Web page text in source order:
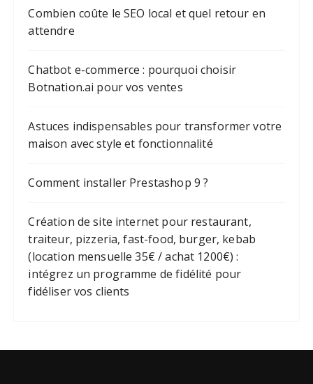
Combien coûte le SEO local et quel retour en
attendre
Chatbot e-commerce : pourquoi choisir
Botnation.ai pour vos ventes
Astuces indispensables pour transformer votre
maison avec style et fonctionnalité
Comment installer Prestashop 9 ?
Création de site internet pour restaurant,
traiteur, pizzeria, fast-food, burger, kebab
(location mensuelle 35€ / achat 1200€) :
intégrez un programme de fidélité pour
fidéliser vos clients